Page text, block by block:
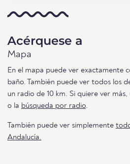
Acérquese a
Mapa
En el mapa puede ver exactamente
baño. También puede ver todos los
un radio de 10 km. Si quiere ver
o la búsqueda por radio.
También puede ver simplemente
Andalucía.